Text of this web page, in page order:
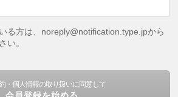
る方は、noreply@notification.type.jpから
い。
・個人情報の取り扱いに同意して